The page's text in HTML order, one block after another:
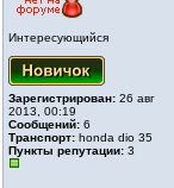
Интересующийся
Зарегистрирован: 26 авг
2013, 00:19
Сообщений: 6
Транспорт: honda dio 35
Пункты репутации: 3